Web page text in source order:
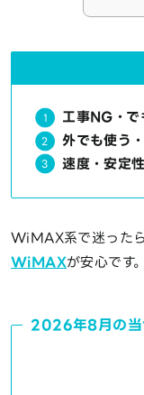
工事NG・で
外でも使う
速度・安定
WiMAX系で迷った
WiMAXが安心です
2026年8月の当